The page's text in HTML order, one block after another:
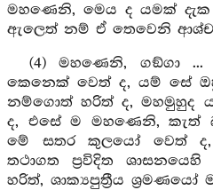
මහණෙනි, මෙය ද යමක්
ඇලෙත් නම් ඒ තෙවෙනි
(4) මහණෙනි, ගඞ්ගා
කෙනෙක් වෙත් ද, යම් සේ
නම්ගොත් හරිත් ද, මහමුහුද
ද, එසේ ම මහණෙනි, කැත්
මේ සතර කුලයෝ වෙත්
තථාගත ප්‍රවිදිත
හරිත්, ශාක්‍යපුත්‍රීය ශ්‍රමණයෝ